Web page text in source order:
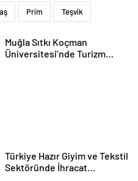
Prim Teşvik
Muğla Sıtkı Koçman
Üniversitesi’nde Turizm
Türkiye Hazır Giyim ve Tekstil
Sektöründe İhracat